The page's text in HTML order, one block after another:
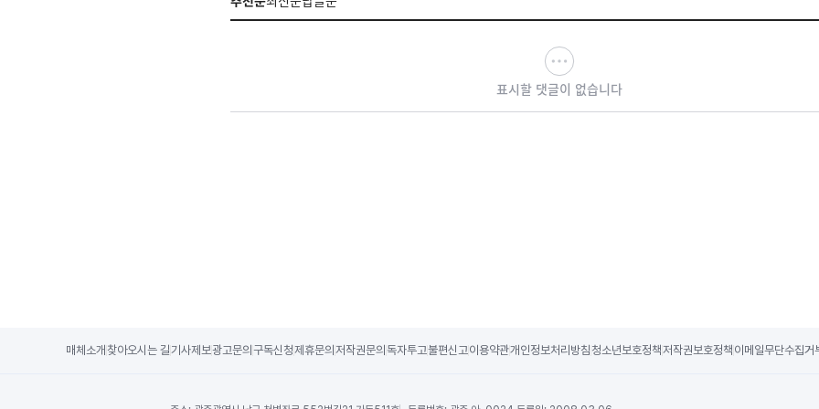
표시할 댓글이 없습니다
매체소개 찾아오시는 길기사제보광고문의 구독신청제휴문의 저작권문의 독자투고불편신고이용약관개인정보처리방침 청소년보호정책저작권보호정책 이메일무단수집거